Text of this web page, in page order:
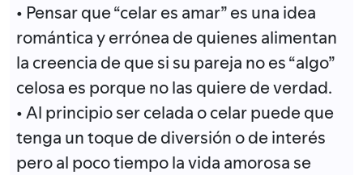
• Pensar que “celar es amar” es una idea
romántica y errónea de quienes alimentan
la creencia de que si su pareja no es “algo”
celosa es porque no las quiere de verdad.
• Al principio ser celada o celar puede que
tenga un toque de diversión o de interés
pero al poco tiempo la vida amorosa se